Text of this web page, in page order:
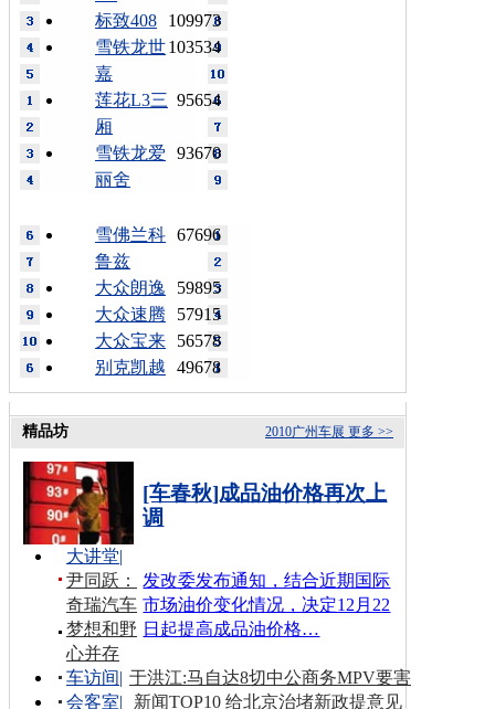
109973
标致408
103534
雪铁龙世
嘉
95654
莲花L3三
厢
93670
雪铁龙爱
丽舍
67696
雪佛兰科
鲁兹
59895
大众朗逸
57915
大众速腾
56578
大众宝来
49678
别克凯越
更多 >>
2010广州车展
精品坊
[车春秋]成品油价格再次上
调
发改委发布通知，结合近期国际
市场油价变化情况，决定12月22
日起提高成品油价格…
大讲堂|
尹同跃：
奇瑞汽车
梦想和野
心并存
车访间| 于洪江:马自达8切中公商务MPV要害
会客室|
新闻TOP10 给北京治堵新政提意见